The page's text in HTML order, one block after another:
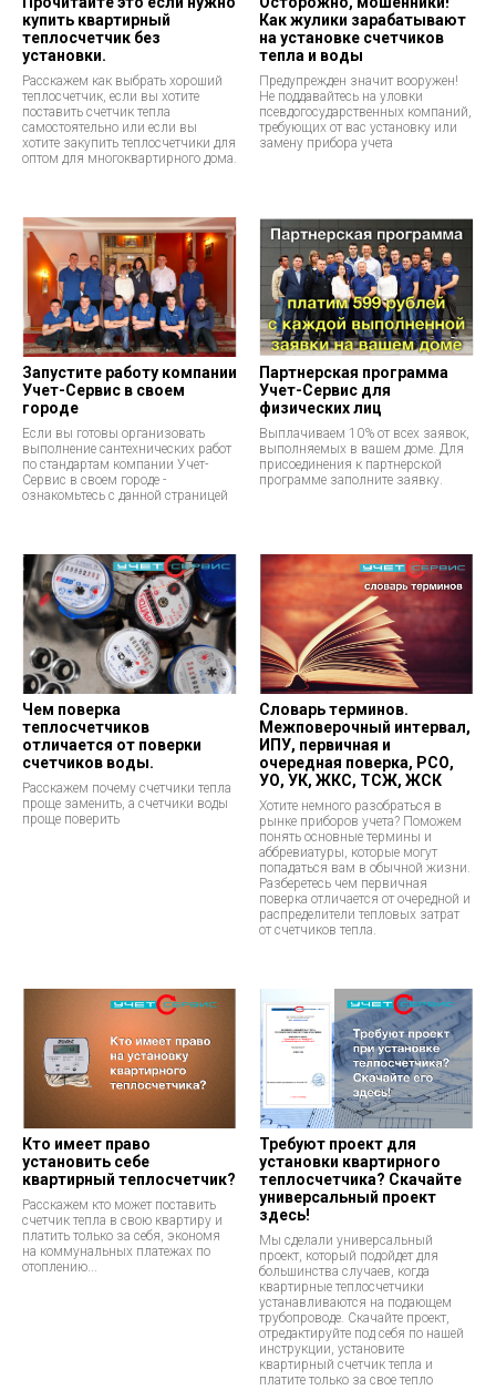
купить квартирный
теплосчетчик без
установки.
Расскажем как выбрать хороший
теплосчетчик, если вы хотите
поставить счетчик тепла
самостоятельно или если вы
хотите закупить теплосчетчики для
оптом для многоквартирного дома.
Как жулики зарабатывают
на установке счетчиков
тепла и воды
Предупрежден значит вооружен!
Не поддавайтесь на уловки
псевдогосударственных компаний,
требующих от вас установку или
замену прибора учета
Запустите работу компании
Учет-Сервис в своем
городе
Если вы готовы организовать
выполнение сантехнических работ
по стандартам компании Учет-
Сервис в своем городе -
ознакомьтесь с данной страницей
Партнерская программа
Учет-Сервис для
физических лиц
Выплачиваем 10% от всех заявок,
выполняемых в вашем доме. Для
присоединения к партнерской
программе заполните заявку.
Чем поверка
теплосчетчиков
отличается от поверки
счетчиков воды.
Расскажем почему счетчики тепла
проще заменить, а счетчики воды
проще поверить
Словарь терминов.
Межповерочный интервал,
ИПУ, первичная и
очередная поверка, РСО,
УО, УК, ЖКС, ТСЖ, ЖСК
Хотите немного разобраться в
рынке приборов учета? Поможем
понять основные термины и
аббревиатуры, которые могут
попадаться вам в обычной жизни.
Разберетесь чем первичная
поверка отличается от очередной и
распределители тепловых затрат
от счетчиков тепла.
Кто имеет право
установить себе
квартирный теплосчетчик?
Расскажем кто может поставить
счетчик тепла в свою квартиру и
платить только за себя, экономя
на коммунальных платежах по
отоплению...
Требуют проект для
установки квартирного
теплосчетчика? Скачайте
универсальный проект
здесь!
Мы сделали универсальный
проект, который подойдет для
большинства случаев, когда
квартирные теплосчетчики
устанавливаются на подающем
трубопроводе. Скачайте проект,
отредактируйте под себя по нашей
инструкции, установите
квартирный счетчик тепла и
платите только за свое тепло